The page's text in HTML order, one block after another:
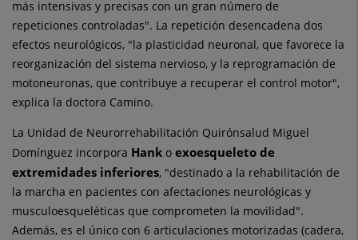
más intensivas y precisas con un gran número de
repeticiones controladas". La repetición desencadena dos
efectos neurológicos, "la plasticidad neuronal, que favorece la
reorganización del sistema nervioso, y la reprogramación de
motoneuronas, que contribuye a recuperar el control motor",
explica la doctora Camino.
La Unidad de Neurorrehabilitación Quirónsalud Miguel
Domínguez incorpora Hank o exoesqueleto de
extremidades inferiores, "destinado a la rehabilitación de
la marcha en pacientes con afectaciones neurológicas y
musculoesqueléticas que comprometen la movilidad".
Además, es el único con 6 articulaciones motorizadas (cadera,